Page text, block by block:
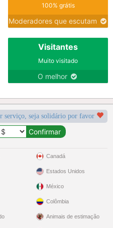
100% grátis
Moderadores que escutam
Visitantes
Muito visitado
O melhor
serviço, seja solidário por favor
Canadá
Estados Unidos
México
Colômbia
Animais de estimação